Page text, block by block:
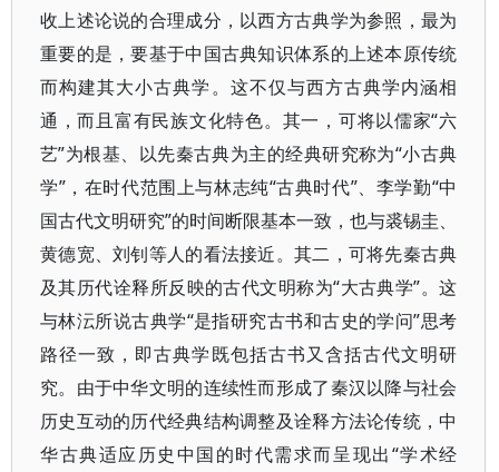
收上述论说的合理成分，以西方古典学为参照，最为
重要的是，要基于中国古典知识体系的上述本原传统
而构建其大小古典学。这不仅与西方古典学内涵相
通，而且富有民族文化特色。其一，可将以儒家“六
艺”为根基、以先秦古典为主的经典研究称为“小古典
学”，在时代范围上与林志纯“古典时代”、李学勤“中
国古代文明研究”的时间断限基本一致，也与裘锡圭、
黄德宽、刘钊等人的看法接近。其二，可将先秦古典
及其历代诠释所反映的古代文明称为“大古典学”。这
与林沄所说古典学“是指研究古书和古史的学问”思考
路径一致，即古典学既包括古书又含括古代文明研
究。由于中华文明的连续性而形成了秦汉以降与社会
历史互动的历代经典结构调整及诠释方法论传统，中
华古典适应历史中国的时代需求而呈现出“学术经